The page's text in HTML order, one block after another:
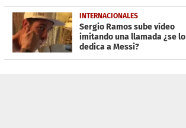
INTERNACIONALES
Sergio Ramos sube vídeo
imitando una llamada ¿se lo
dedica a Messi?